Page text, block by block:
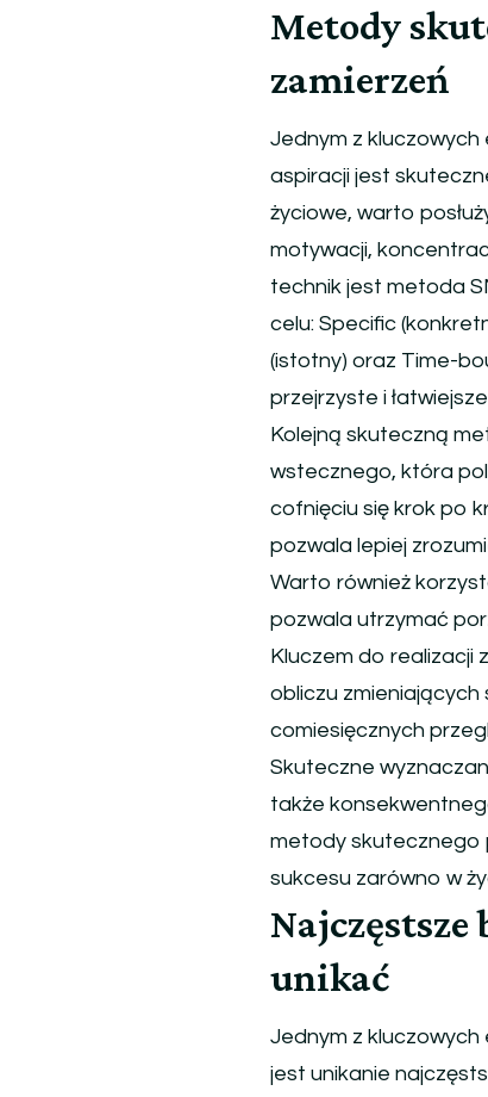
Metody
zamierzeń
Jednym z
aspiracji jest
życiowe, warto
motywacji,
technik jest metoda
celu: Specific
(istotny) oraz Time-
przejrzyste i
Kolejną skuteczną
wstecznego, która
cofnięciu się krok po
pozwala lepiej
Warto również
pozwala utrzymać
Kluczem do realizacji
obliczu
comiesięcznych
Skuteczne
także
metody skutecznego
sukcesu zarówno w
unikać
Jednym z
jest unikanie